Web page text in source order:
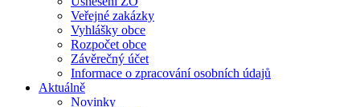
Veřejné zakázky
Vyhlášky obce
Rozpočet obce
Závěrečný účet
Informace o zpracování osobních údajů
Aktuálně
Novinky